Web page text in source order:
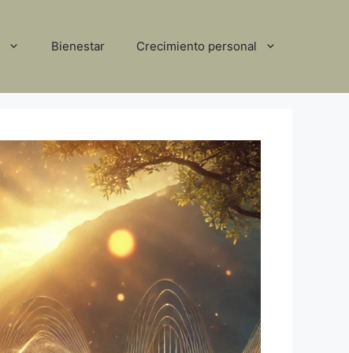
Bienestar Crecimiento personal